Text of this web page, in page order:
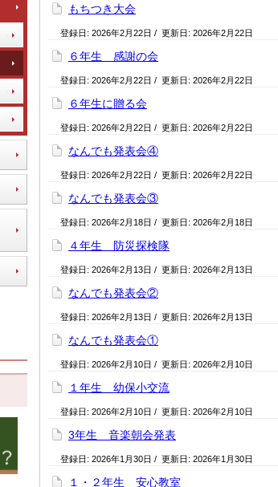
もちつき大会
登録日: 2026年2月22日 / 更新日: 2026年2月22日
６年生 感謝の会
登録日: 2026年2月22日 / 更新日: 2026年2月22日
６年生に贈る会
登録日: 2026年2月22日 / 更新日: 2026年2月22日
なんでも発表会④
登録日: 2026年2月22日 / 更新日: 2026年2月22日
なんでも発表会③
登録日: 2026年2月18日 / 更新日: 2026年2月18日
４年生 防災探検隊
登録日: 2026年2月13日 / 更新日: 2026年2月13日
なんでも発表会②
登録日: 2026年2月13日 / 更新日: 2026年2月13日
なんでも発表会①
登録日: 2026年2月10日 / 更新日: 2026年2月10日
１年生 幼保小交流
登録日: 2026年2月10日 / 更新日: 2026年2月10日
3年生 音楽朝会発表
登録日: 2026年1月30日 / 更新日: 2026年1月30日
１・２年生 安心教室